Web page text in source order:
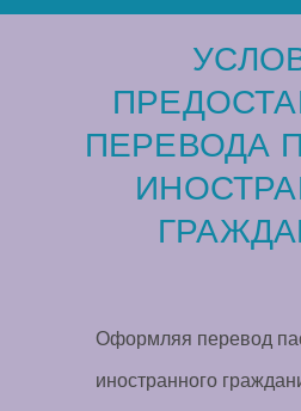
ПЕРЕВОДА
Оформляя перевод
иностранного